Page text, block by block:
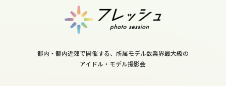
14
都内・都内近郊で開催する、所属モデル数業界最大級の
アイドル・モデル撮影会